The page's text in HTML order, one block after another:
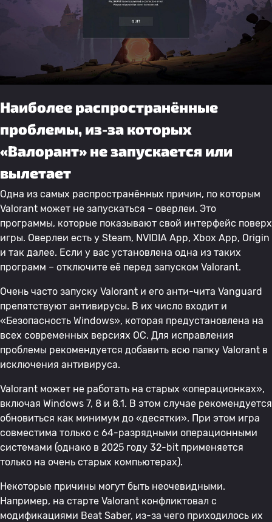
Наиболее распространённые
проблемы, из-за которых
«Валорант» не запускается или
вылетает
Одна из самых распространённых причин, по которым
Valorant может не запускаться – оверлеи. Это
программы, которые показывают свой интерфейс поверх
игры. Оверлеи есть у Steam, NVIDIA App, Xbox App, Origin
и так далее. Если у вас установлена одна из таких
программ – отключите её перед запуском Valorant.
Очень часто запуску Valorant и его анти-чита Vanguard
препятствуют антивирусы. В их число входит и
«Безопасность Windows», которая предустановлена на
всех современных версиях ОС. Для исправления
проблемы рекомендуется добавить всю папку Valorant в
исключения антивируса.
Valorant может не работать на старых «операционках»,
включая Windows 7, 8 и 8.1. В этом случае рекомендуется
обновиться как минимум до «десятки». При этом игра
совместима только с 64-разрядными операционными
системами (однако в 2025 году 32-bit применяется
только на очень старых компьютерах).
Некоторые причины могут быть неочевидными.
Например, на старте Valorant конфликтовал с
модификациями Beat Saber, из-за чего приходилось их